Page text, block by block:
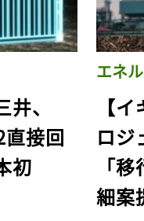
、
接回
初
エネ
【
ロジ
「
細案